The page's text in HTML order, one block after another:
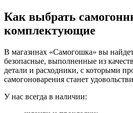
Как выбрать
комплектующие
В магазинах «Самогошка» вы
безопасные, выполненные из
детали и расходники, с которыми
самогоноварения станет
У нас всегда в наличии: